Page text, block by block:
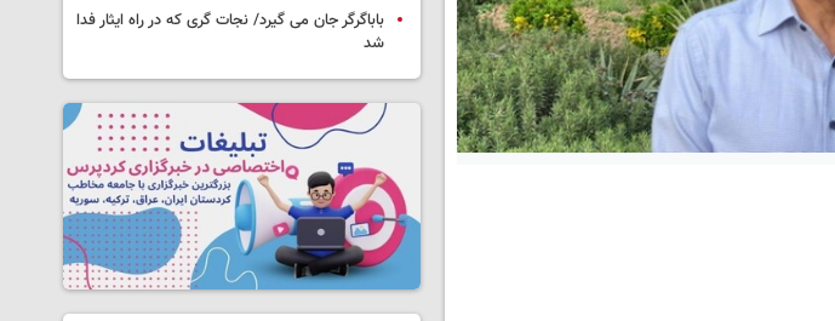
باباگرگر جان می گیرد/ نجات گری که در راه ایثار فدا
شد